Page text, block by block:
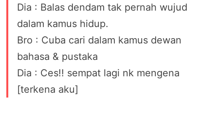
Dia : Balas dendam tak pernah wujud
dalam kamus hidup.
Bro : Cuba cari dalam kamus dewan
bahasa & pustaka
Dia : Ces!! sempat lagi nk mengena
[terkena aku]